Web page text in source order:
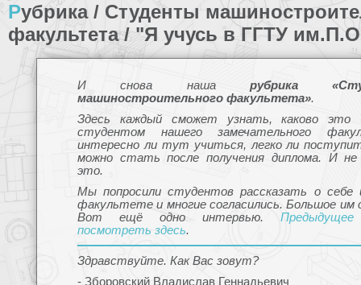
Рубрика / Студенты машиностроительного
факультета / "Я учусь в ГГТУ
И снова наша рубрика
машиностроительного факультета».
Здесь каждый сможет узнать, каково
студентом нашего замечательного
интересно ли тут учиться, легко ли
можно стать после получения диплома. И не
это.
Мы попросили студентов рассказать о себе
факультете и многие согласились. Большое им
Вот ещё одно интервью.
посмотреть здесь.
Здравствуйте. Как Вас зовут?
- Зборовский Владислав Геннадьевич